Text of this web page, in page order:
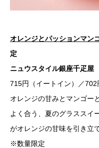
オレンジとパッションマン
定
ニュウスタイル銀座千疋屋
715円（イートイン）／702
オレンジの甘みとマンゴー
よく合う、夏のグラススイ
がオレンジの甘味を引き立
※数量限定